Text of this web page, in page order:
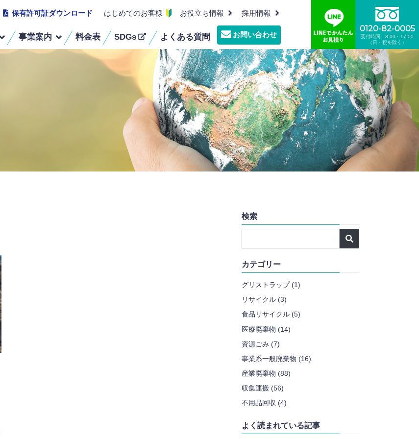
保有許可証ダウンロード はじめてのお客様 お役立ち情報 採用情報
組織図 沿革
受賞歴 プレスルーム
事業案内
医療系廃棄物回収 機密文書裁断リサイクル
建物除菌清掃業務 墓地・霊園の清掃管理
蛍光灯・畳・リサイクル 食品リサイクル
料金表 SDGs よくある質問 お問い合わせ
0120-82-0005
受付時間：8:00～17:00
（日・祝を除く）
検索
カテゴリー
グリストラップ (1)
リサイクル (3)
食品リサイクル (5)
医療廃棄物 (14)
資源ごみ (7)
事業系一般廃棄物 (16)
産業廃棄物 (88)
収集運搬 (56)
不用品回収 (4)
よく読まれている記事